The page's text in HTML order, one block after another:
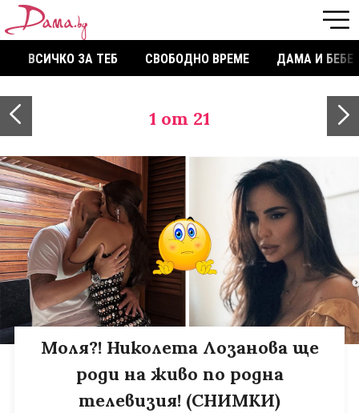
ВСИЧКО ЗА ТЕБ СВОБОДНО ВРЕМЕ ДАМА И БЕБЕ
1 от 21
Моля?! Николета Лозанова ще
роди на живо по родна
телевизия! (СНИМКИ)